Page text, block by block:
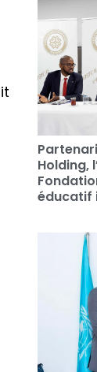
Holding,
éducatif